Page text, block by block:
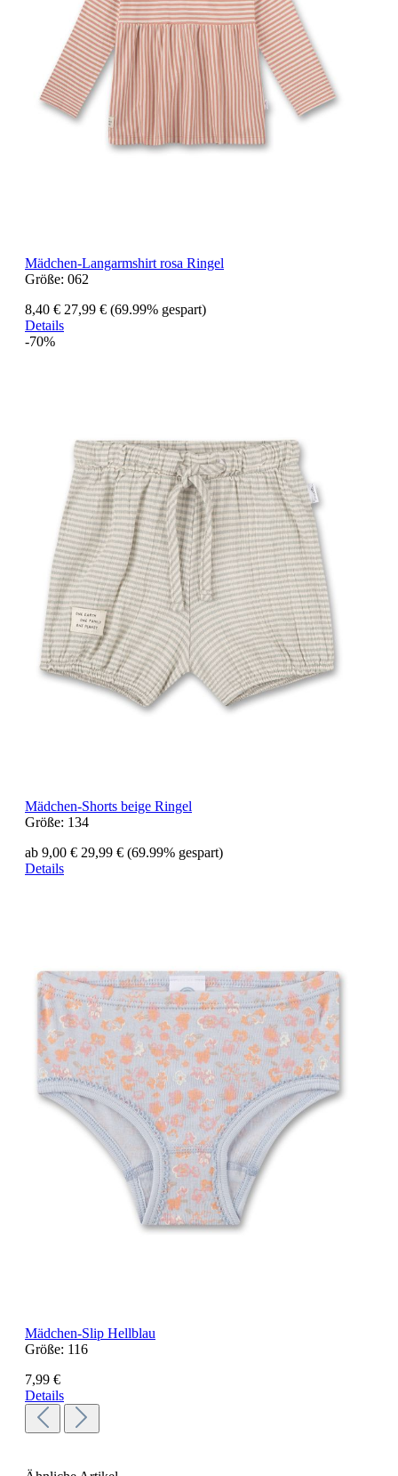
Mädchen-Langarmshirt rosa Ringel
Größe: 062
8,40 € 27,99 € (69.99% gespart)
Details
-70%
Mädchen-Shorts beige Ringel
Größe: 134
ab 9,00 € 29,99 € (69.99% gespart)
Details
Mädchen-Slip Hellblau
Größe: 116
7,99 €
Details